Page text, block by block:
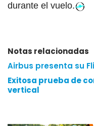
durante el vuelo.
Notas relacionadas
Airbus presenta su
Exitosa prueba de
vertical